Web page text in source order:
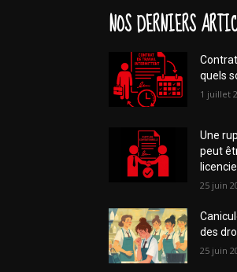
NOS DERNIERS
quels
1 juillet
Une
peut
25 juin
des
25 juin